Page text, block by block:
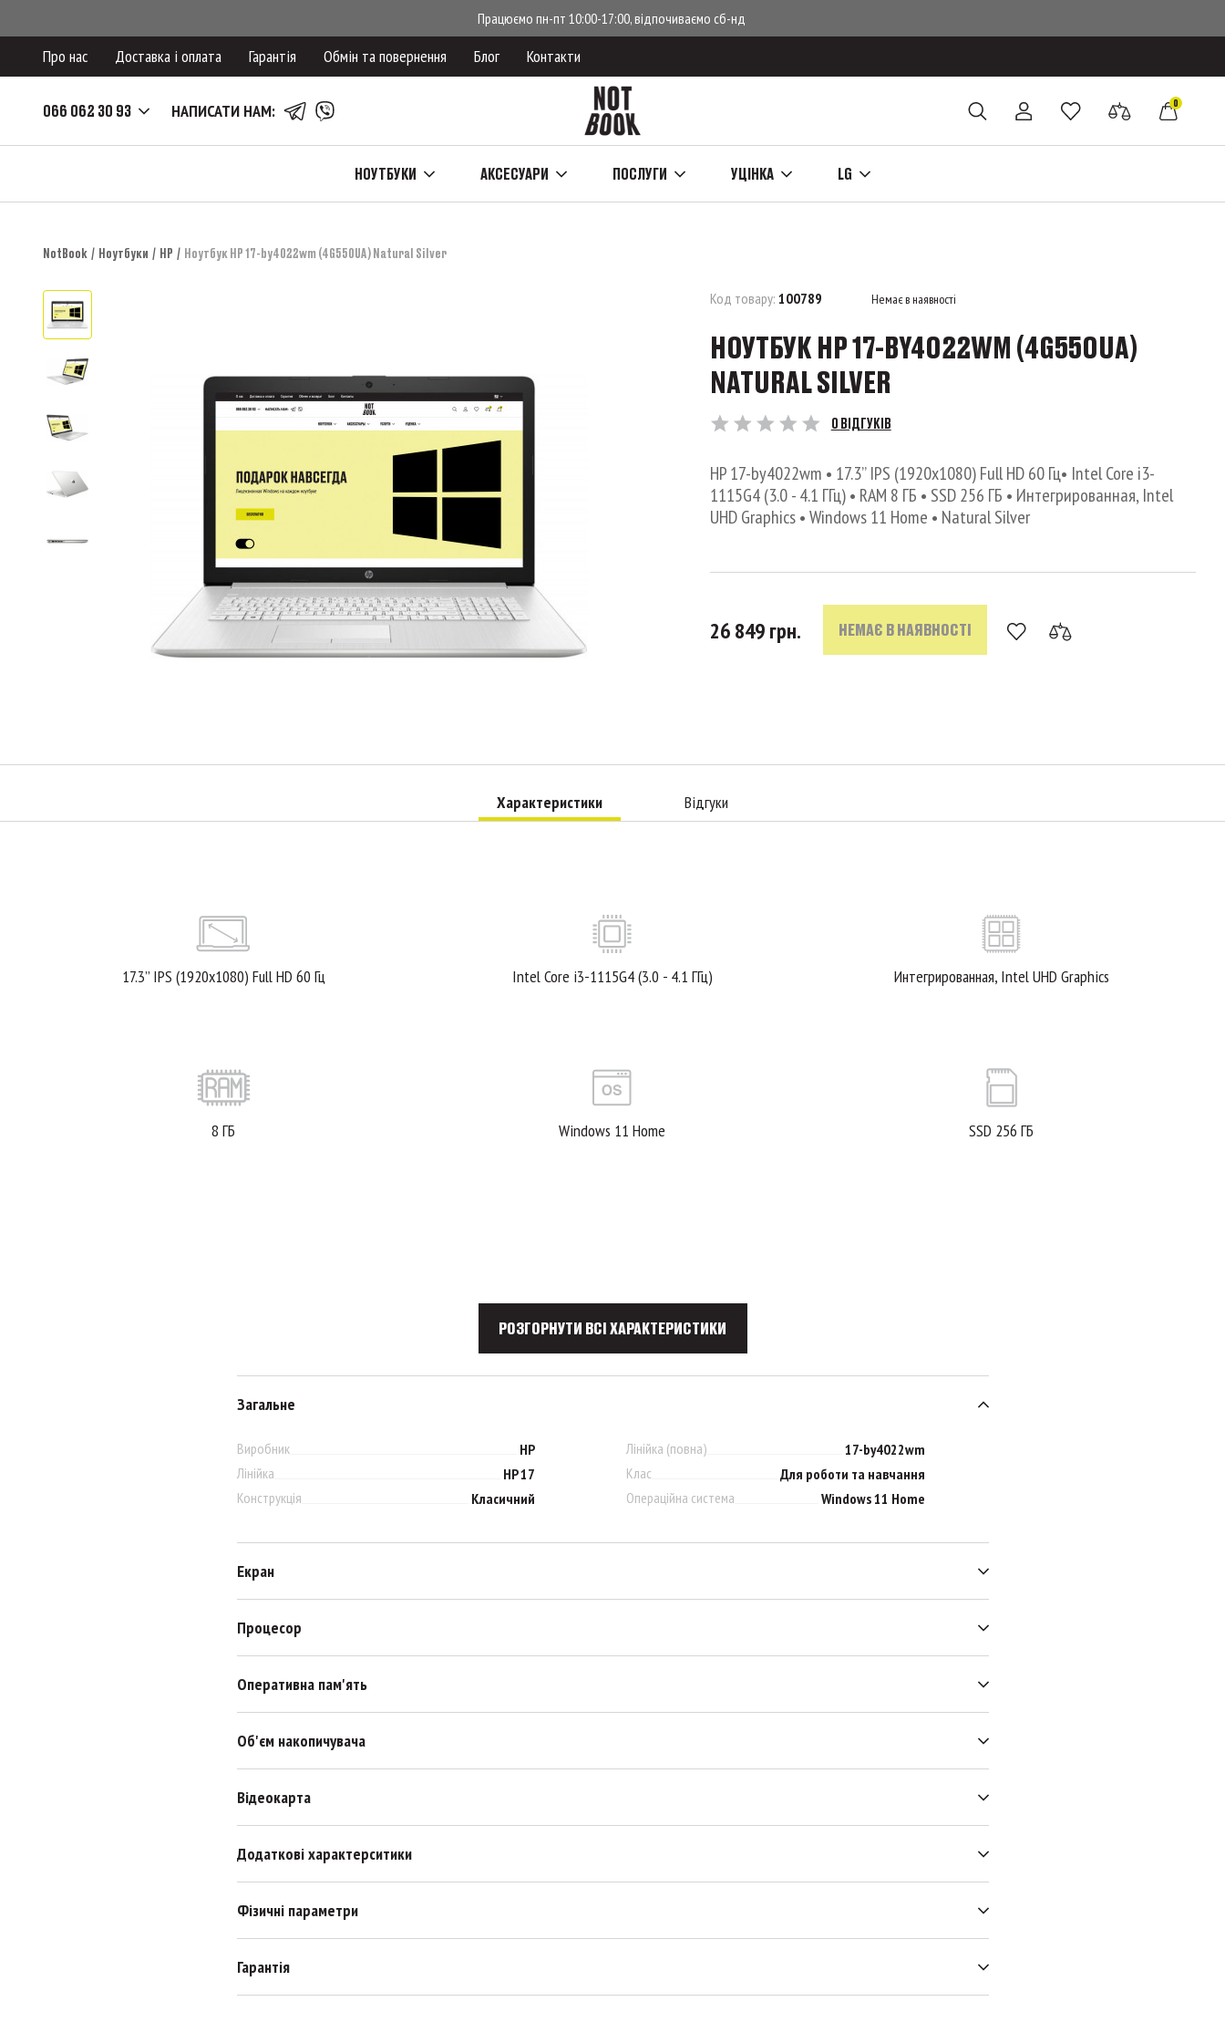
Працюємо пн-пт 10:00-17:00, відпочиваємо сб-нд
Про нас Доставка і оплата Гарантія Обмін та повернення Блог Контакти
066 062 30 93 НАПИСАТИ НАМ: 0
НОУТБУКИ АКСЕСУАРИ ПОСЛУГИ УЦІНКА LG
NotBook Ноутбуки HP Ноутбук HP 17-by4022wm (4G550UA) Natural Silver
Код товару: 100789 Немає в наявності
НОУТБУК HP 17-BY4022WM (4G550UA)
NATURAL SILVER
0 ВІДГУКІВ
HP 17-by4022wm • 17.3’’ IPS (1920x1080) Full HD 60 Гц• Intel Core i3-
1115G4 (3.0 - 4.1 ГГц) • RAM 8 ГБ • SSD 256 ГБ • Интегрированная, Intel
UHD Graphics • Windows 11 Home • Natural Silver
26 849 грн. НЕМАЄ В НАЯВНОСТІ
Характеристики Відгуки
17.3’’ IPS (1920x1080) Full HD 60 Гц Intel Core i3-1115G4 (3.0 - 4.1 ГГц) Интегрированная, Intel UHD Graphics
8 ГБ Windows 11 Home SSD 256 ГБ
РОЗГОРНУТИ ВСІ ХАРАКТЕРИСТИКИ
Загальне
Виробник HP Лінійка (повна)
17-by4022wm
Лінійка
HP 17 Клас
Для роботи та навчання
Конструкція
Класичний Операційна система Windows 11 Home
Екран
Процесор
Оперативна пам'ять
Об'єм накопичувача
Відеокарта
Додаткові характерситики
Фізичні параметри
Гарантія